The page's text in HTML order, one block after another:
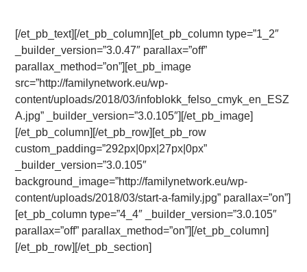
[/et_pb_text][/et_pb_column][et_pb_column type=”1_2″
_builder_version=”3.0.47″ parallax=”off”
parallax_method=”on”][et_pb_image
src=”http://familynetwork.eu/wp-
content/uploads/2018/03/infoblokk_felso_cmyk_en_ESZ
A.jpg” _builder_version=”3.0.105″][/et_pb_image]
[/et_pb_column][/et_pb_row][et_pb_row
custom_padding=”292px|0px|27px|0px”
_builder_version=”3.0.105″
background_image=”http://familynetwork.eu/wp-
content/uploads/2018/03/start-a-family.jpg” parallax=”on”]
[et_pb_column type=”4_4″ _builder_version=”3.0.105″
parallax=”off” parallax_method=”on”][/et_pb_column]
[/et_pb_row][/et_pb_section]